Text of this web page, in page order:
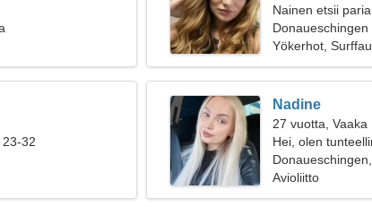
Nainen etsii
Donaueschingen
Yökerhot,
32
Nadine
27 vuotta, Vaaka
Hei, olen
Avioliitto